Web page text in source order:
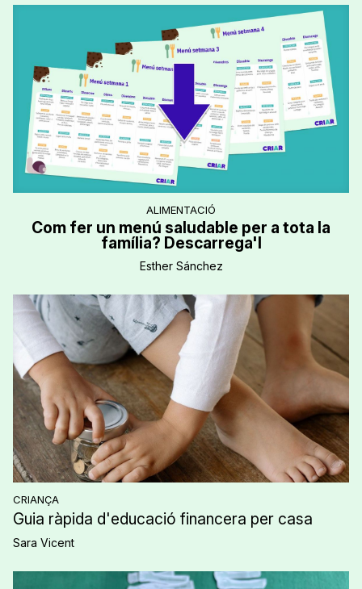
CRIANÇA
Guia ràpida d'educació financera per casa
Sara Vicent
ALIMENTACIÓ
Com fer un menú saludable per a tota la
família? Descarrega'l
Esther Sánchez